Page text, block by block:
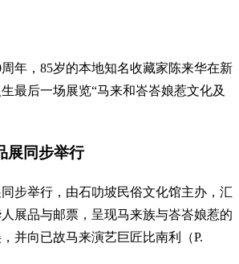
年，85岁的本地知名收藏家陈来华在新
最后一场展览“马来和峇峇娘惹文化及
展同步举行
步举行，由石叻坡民俗文化馆主办，汇
展品与邮票，呈现马来族与峇峇娘惹的
并向已故马来演艺巨匠比南利（P.